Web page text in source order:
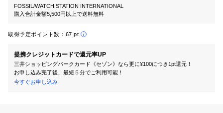
FOSSIL/WATCH STATION INTERNATIONAL
購入合計金額5,500円以上で送料無料
取得予定ポイント数： 67 pt
提携クレジットカードで還元率UP
三井ショッピングパークカード《セゾン》なら更に¥100につき1pt還元！
お申し込み完了後、最短５分でご利用可能！
今すぐお申し込み